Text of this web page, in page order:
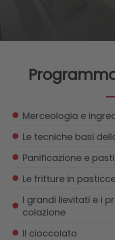
Merceologia e
Le tecniche basi
Panificazione e
Le fritture in
I grandi lievitati e i
colazione
Il cioccolato